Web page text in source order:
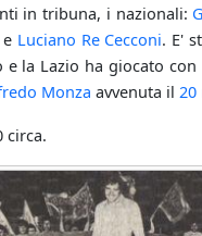
in tribuna, i nazionali:
Luciano Re Cecconi. E'
la Lazio ha giocato
Monza avvenuta il 20
circa.